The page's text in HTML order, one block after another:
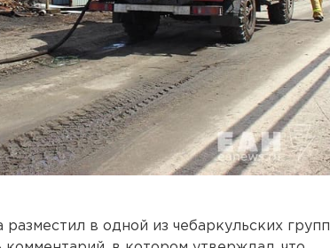
в одной из чебаркульских групп